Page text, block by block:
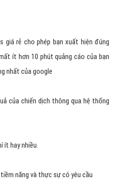
giá rẻ cho phép bạn xuất hiện đúng
ít hơn 10 phút quảng cáo của bạn
nhất của google
của chiến dịch thông qua hệ thống
ít hay nhiều.
năng và thực sự có yêu cầu